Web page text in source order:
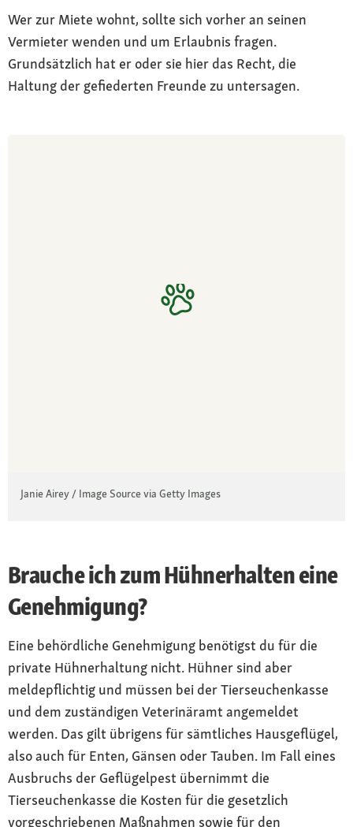
Wer zur Miete wohnt, sollte sich vorher an seinen
Vermieter wenden und um Erlaubnis fragen.
Grundsätzlich hat er oder sie hier das Recht, die
Haltung der gefiederten Freunde zu untersagen.
Janie Airey / Image Source via Getty Images
Brauche ich zum Hühnerhalten eine
Genehmigung?
Eine behördliche Genehmigung benötigst du für die
private Hühnerhaltung nicht. Hühner sind aber
meldepflichtig und müssen bei der Tierseuchenkasse
und dem zuständigen Veterinäramt angemeldet
werden. Das gilt übrigens für sämtliches Hausgeflügel,
also auch für Enten, Gänsen oder Tauben. Im Fall eines
Ausbruchs der Geflügelpest übernimmt die
Tierseuchenkasse die Kosten für die gesetzlich
vorgeschriebenen Maßnahmen sowie für den